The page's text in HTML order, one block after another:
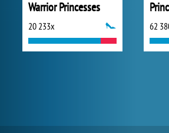
Warrior Princesses
20 233x 62